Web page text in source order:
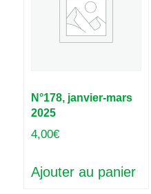
N°178, janvier-mars
2025
4,00€
Ajouter au panier